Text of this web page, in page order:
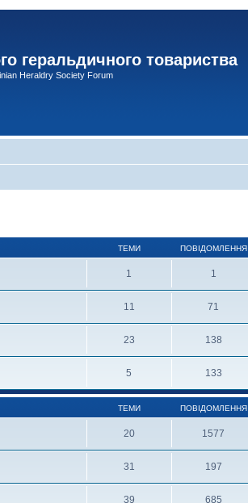
геральдичного товариства
Heraldry Society Forum
ТЕМИ ПОВІДОМЛЕННЯ
1 1
11 71
23 138
5 133
ТЕМИ ПОВІДОМЛЕННЯ
20 1577
31 197
39 685